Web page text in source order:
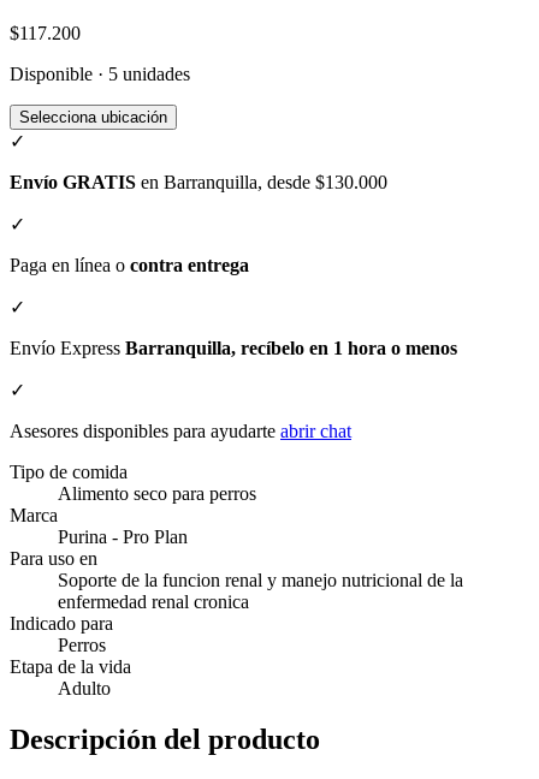
$117.200
Disponible · 5 unidades
Selecciona ubicación
✓
Envío GRATIS en Barranquilla, desde $130.000
✓
Paga en línea o contra entrega
✓
Envío Express Barranquilla, recíbelo en 1 hora o menos
✓
Asesores disponibles para ayudarte abrir chat
Tipo de comida
Alimento seco para perros
Marca
Purina - Pro Plan
Para uso en
Soporte de la funcion renal y manejo nutricional de la
enfermedad renal cronica
Indicado para
Perros
Etapa de la vida
Adulto
Descripción del producto